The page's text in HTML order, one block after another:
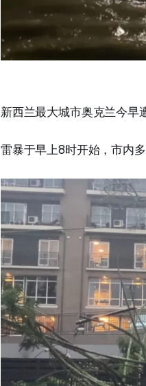
新西兰最大城市奥克兰今早
雷暴于早上8时开始，市内